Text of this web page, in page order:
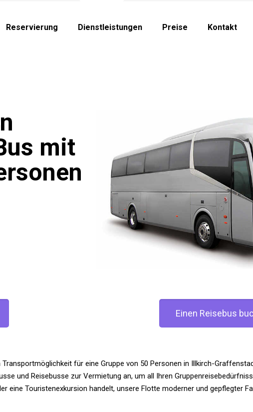
Reservierung Dienstleistungen Preise Kontakt
mit
Einen Reisebus
für eine Gruppe von 50 Personen in Illkirch-
und Reisebusse zur Vermietung an, um all Ihren
eine Touristenexkursion handelt, unsere Flotte moderner und gepflegter